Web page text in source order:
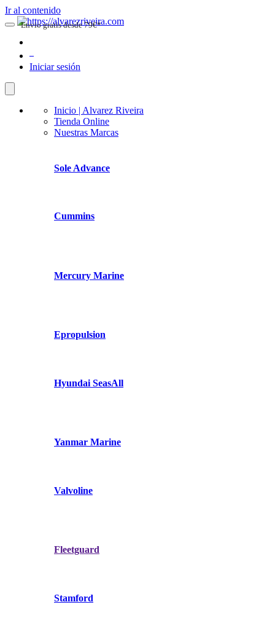
Ir al contenido
Iniciar sesión
Inicio | Alvarez Riveira
Tienda Online
Nuestras Marcas
Sole Advance
Cummins
Mercury Marine
Epropulsion
Hyundai SeasAll
Yanmar Marine
Valvoline
Fleetguard
Stamford
Envio gratis desde 79€*